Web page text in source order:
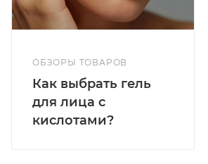
ОБЗОРЫ ТОВАРОВ
Как выбрать гель
для лица с
кислотами?